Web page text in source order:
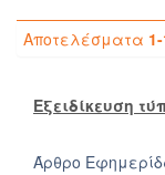
Αποτελέσματα
Εξειδίκευση
Άρθρο